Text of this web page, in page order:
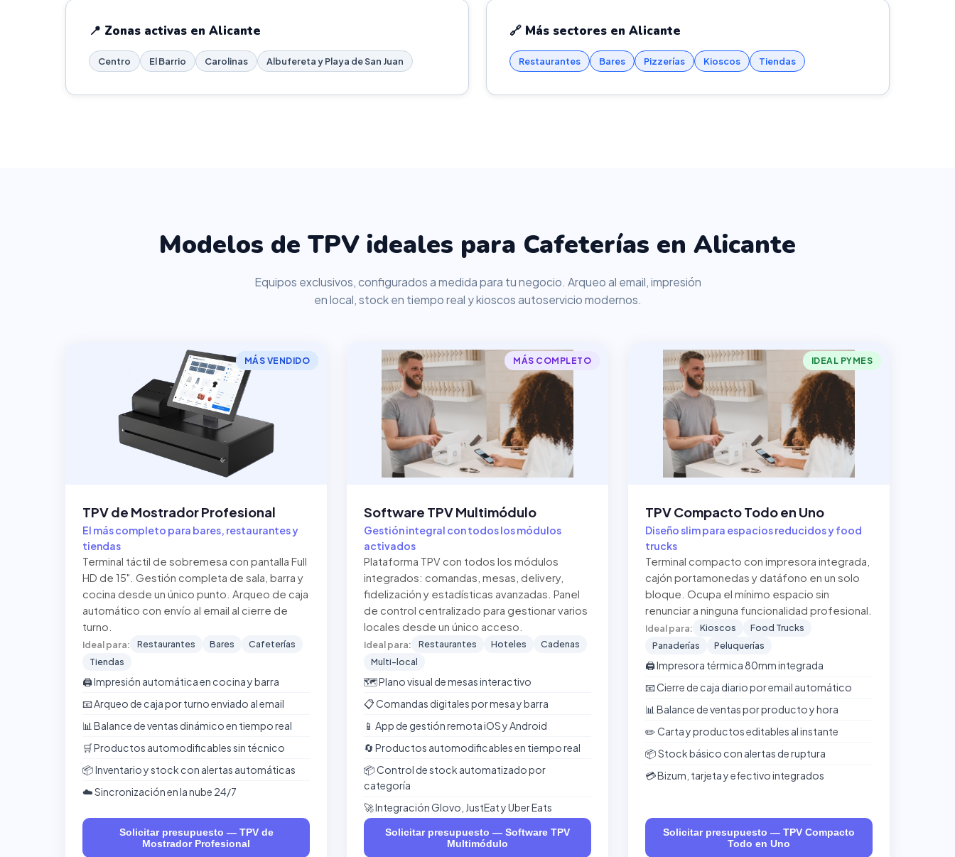
📍 Zonas activas en Alicante
Centro El Barrio Carolinas Albufereta y Playa de San Juan
🔗 Más sectores en Alicante
Restaurantes Bares Pizzerías Kioscos Tiendas
Modelos de TPV ideales para Cafeterías en Alicante
Equipos exclusivos, configurados a medida para tu negocio. Arqueo al email, impresión
en local, stock en tiempo real y kioscos autoservicio modernos.
MÁS VENDIDO
TPV de Mostrador Profesional
El más completo para bares, restaurantes y
tiendas
Terminal táctil de sobremesa con pantalla Full
HD de 15". Gestión completa de sala, barra y
cocina desde un único punto. Arqueo de caja
automático con envío al email al cierre de
turno.
Ideal para: Restaurantes Bares
Cafeterías
Tiendas
🖨️ Impresión automática en cocina y barra
📧 Arqueo de caja por turno enviado al email
📊 Balance de ventas dinámico en tiempo real
🛒 Productos automodificables sin técnico
📦 Inventario y stock con alertas automáticas
☁️ Sincronización en la nube 24/7
Solicitar presupuesto — TPV de
Mostrador Profesional
MÁS COMPLETO
Software TPV Multimódulo
Gestión integral con todos los módulos
activados
Plataforma TPV con todos los módulos
integrados: comandas, mesas, delivery,
fidelización y estadísticas avanzadas. Panel
de control centralizado para gestionar varios
locales desde un único acceso.
Ideal para: Restaurantes Hoteles
Cadenas
Multi-local
🗺️ Plano visual de mesas interactivo
📋 Comandas digitales por mesa y barra
📱 App de gestión remota iOS y Android
🔄 Productos automodificables en tiempo real
📦 Control de stock automatizado por
categoría
🚀 Integración Glovo, JustEat y Uber Eats
Solicitar presupuesto — Software TPV
Multimódulo
IDEAL PYMES
TPV Compacto Todo en Uno
Diseño slim para espacios reducidos y food
trucks
Terminal compacto con impresora integrada,
cajón portamonedas y datáfono en un solo
bloque. Ocupa el mínimo espacio sin
renunciar a ninguna funcionalidad profesional.
Ideal para: Kioscos
Food Trucks
Panaderías
Peluquerías
🖨️ Impresora térmica 80mm integrada
📧 Cierre de caja diario por email automático
📊 Balance de ventas por producto y hora
✏️ Carta y productos editables al instante
📦 Stock básico con alertas de ruptura
💳 Bizum, tarjeta y efectivo integrados
Solicitar presupuesto — TPV Compacto
Todo en Uno